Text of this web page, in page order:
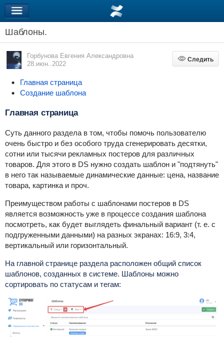
Шаблоны.
Горбунова Евгения Александровна
28.июн..2022
Следить
Следить
Главная страница
Создание шаблона
Главная страница
Суть данного раздела в том, чтобы помочь пользователю
очень быстро и без особого труда сгенерировать десятки,
сотни или тысячи рекламных постеров для различных
товаров. Для этого в DS нужно создать шаблон и "подтянуть"
в него так называемые динамические данные: цена, название
товара, картинка и проч.
Преимуществом работы с шаблонами постеров в DS
является возможность уже в процессе создания шаблона
посмотреть, как будет выглядеть финальный вариант (т. е. с
подгруженными данными) на разных экранах: 16:9, 3:4,
вертикальный или горизонтальный.
На главной странице раздела расположен общий список
шаблонов, созданных в системе. Шаблоны можно
сортировать по статусам и тегам: